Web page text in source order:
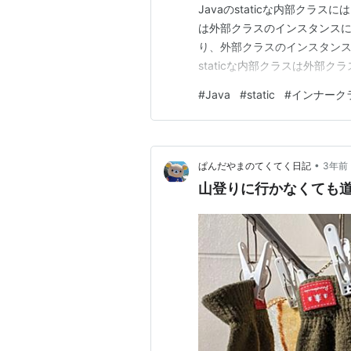
Javaのstaticな内部クラスに
は外部クラスのインスタンス
り、外部クラスのインスタン
staticな内部クラスは外部ク
なコンテキスト内で定義され
#Java #static #インナーク
ぱんだやまのてくてく日記 • 3年前
山登りに行かなくても